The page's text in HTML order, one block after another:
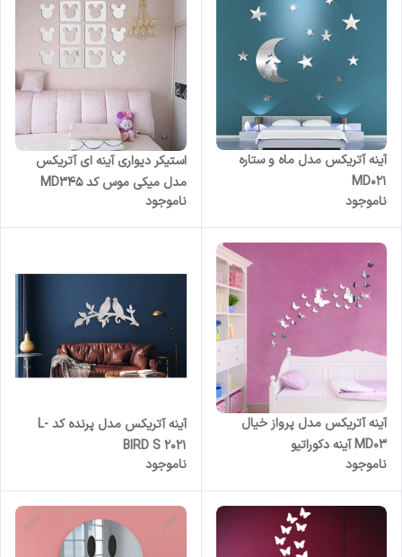
آینه آتریکس مدل ماه و ستاره
MD021
ناموجود
استیکر دیواری آینه ای آتریکس
مدل میکی موس کد MD345
ناموجود
آینه آتریکس مدل پرواز خیال
MD03 آینه دکوراتیو
ناموجود
آینه آتریکس مدل پرنده کد L-
BIRD S 2021
ناموجود